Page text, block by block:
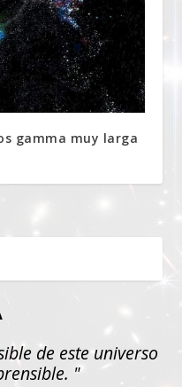
gamma muy larga
de este universo
"